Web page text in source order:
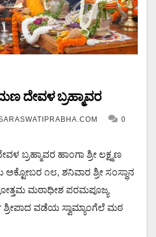
ದೇವಳ ಬ್ರಹ್ಮಾವರ
0
ಬ್ರಹ್ಮಾವರ ಹಾಂಗಾ ಶ್ರೀ ಲಕ್ಷ್ಮಣ
ಅಕ್ಟೋಬರ ೧೮, ಶನಿವಾರ ಶ್ರೀ ಸಂಸ್ಥಾನ
ಮಠಾಧೀಶ ಪರಮಪೂಜ್ಯ
ಶ್ರೀಪಾದ ವಡೆಯ ಸ್ವಾಮ್ಯಾಂಗೆಲೆ ಮಠ